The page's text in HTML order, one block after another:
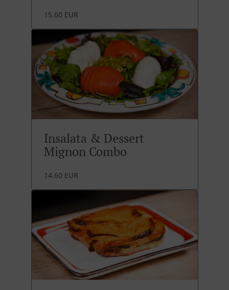
15.60 EUR
Insalata & Dessert
Mignon Combo
14.60 EUR